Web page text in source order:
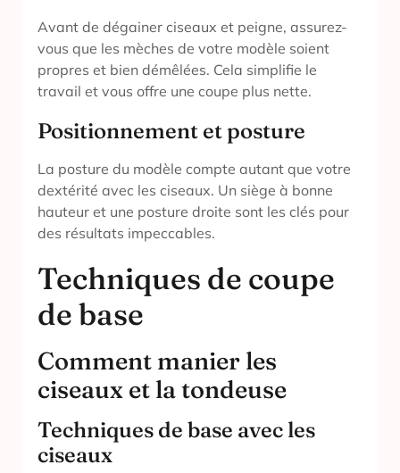
Avant de dégainer ciseaux et peigne, assurez-
vous que les mèches de votre modèle soient
propres et bien démêlées. Cela simplifie le
travail et vous offre une coupe plus nette.
Positionnement et posture
La posture du modèle compte autant que votre
dextérité avec les ciseaux. Un siège à bonne
hauteur et une posture droite sont les clés pour
des résultats impeccables.
Techniques de coupe
de base
Comment manier les
ciseaux et la tondeuse
Techniques de base avec les
ciseaux